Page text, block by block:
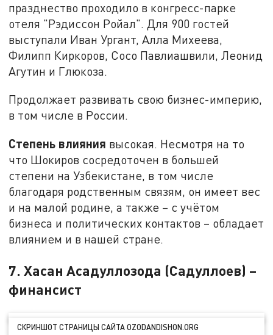
празднество проходило в конгресс-парке
отеля "Рэдиссон Ройал". Для 900 гостей
выступали Иван Ургант, Алла Михеева,
Филипп Киркоров, Сосо Павлиашвили, Леонид
Агутин и Глюкоза.
Продолжает развивать свою бизнес-империю,
в том числе в России.
Степень влияния высокая. Несмотря на то
что Шокиров сосредоточен в большей
степени на Узбекистане, в том числе
благодаря родственным связям, он имеет вес
и на малой родине, а также – с учётом
бизнеса и политических контактов – обладает
влиянием и в нашей стране.
7. Хасан Асадуллозода (Садуллоев) –
финансист
СКРИНШОТ СТРАНИЦЫ САЙТА OZODANDISHON.ORG